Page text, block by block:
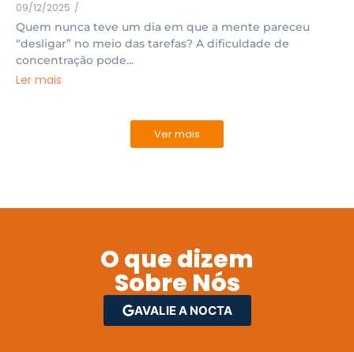
09/12/2025 /
Quem nunca teve um dia em que a mente pareceu
“desligar” no meio das tarefas? A dificuldade de
concentração pode...
Ler mais
Ver mais
O que dizem
Sobre Nós
AVALIE A NOCTA